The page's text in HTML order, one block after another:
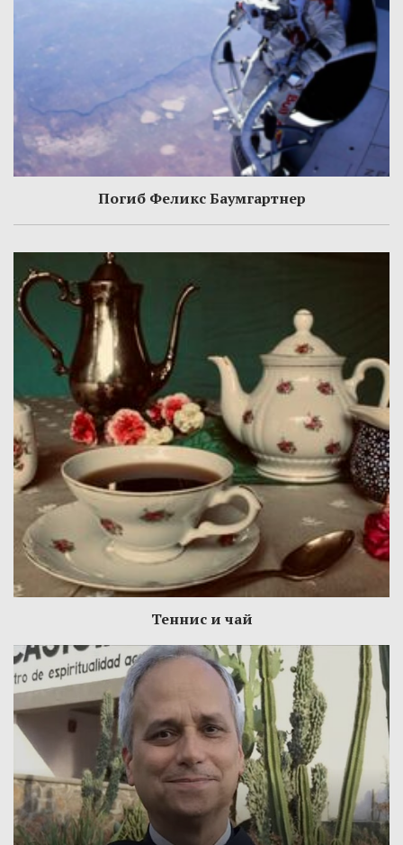
Погиб Феликс Баумгартнер
Теннис и чай